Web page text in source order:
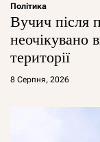
Політика
Вучич після
неочікувано
території
8 Серпня, 2026